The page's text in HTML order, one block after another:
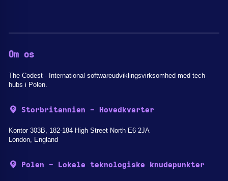
Om os
The Codest - International softwareudviklingsvirksomhed med tech-
hubs i Polen.
Storbritannien - Hovedkvarter
Kontor 303B, 182-184 High Street North E6 2JA
London, England
Polen - Lokale teknologiske knudepunkter